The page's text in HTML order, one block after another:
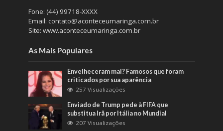
Fone: (44) 99718-XXXX
Email: contato@aconteceumaringa.com.br
Site: www.aconteceumaringa.com.br
As Mais Populares
Envelheceram mal? Famosos que foram
criticados por sua aparência
257 Visualizações
Enviado de Trump pede à FIFA que
substitua Irã por Itália no Mundial
207 Visualizações